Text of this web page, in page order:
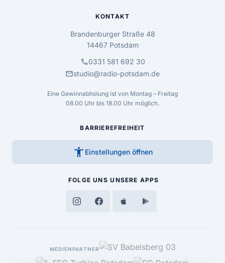
KONTAKT
Brandenburger Straße 48
14467 Potsdam
call0331 581 692 30
mailstudio@radio-potsdam.de
Eine Gewinnabholung ist von Montag – Freitag
08.00 Uhr bis 18.00 Uhr möglich.
BARRIEREFREIHEIT
accessibility_new Einstellungen öffnen
FOLGE UNS UNSERE APPS
MEDIENPARTNER